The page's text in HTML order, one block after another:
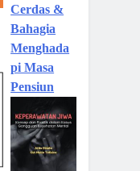
Cerdas &
Bahagia
Menghada
pi Masa
Pensiun